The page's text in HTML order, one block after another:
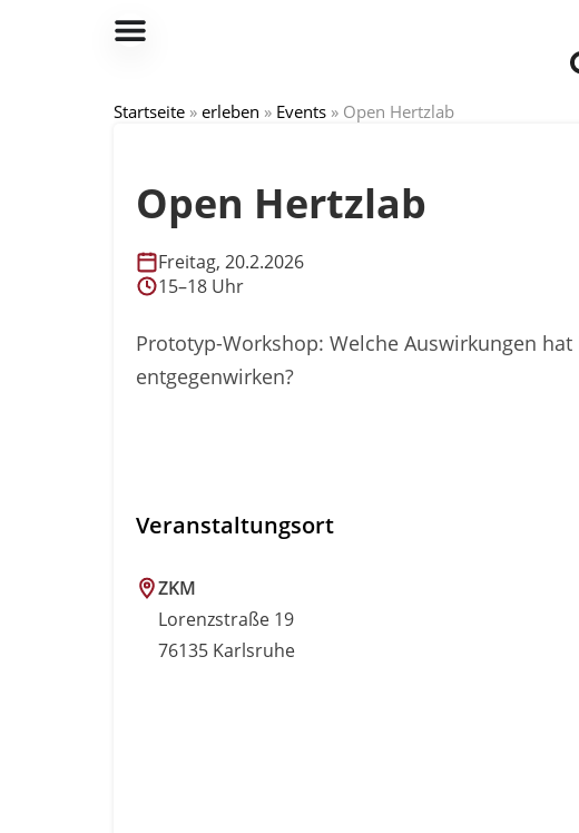
Startseite » erleben » Events » Open Hertzlab
Open Hertzlab
Freitag, 20.2.2026
15–18 Uhr
Prototyp-Workshop: Welche Auswirkungen
entgegenwirken?
Veranstaltungsort
ZKM
Lorenzstraße 19
76135 Karlsruhe